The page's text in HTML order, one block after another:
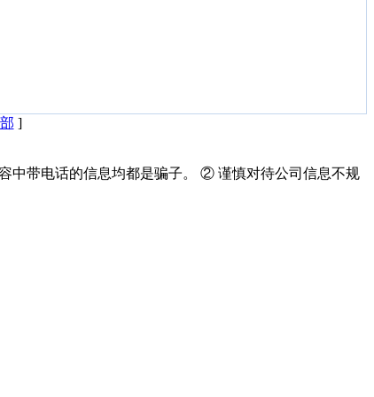
]
中带电话的信息均都是骗子。 ② 谨慎对待公司信息不规